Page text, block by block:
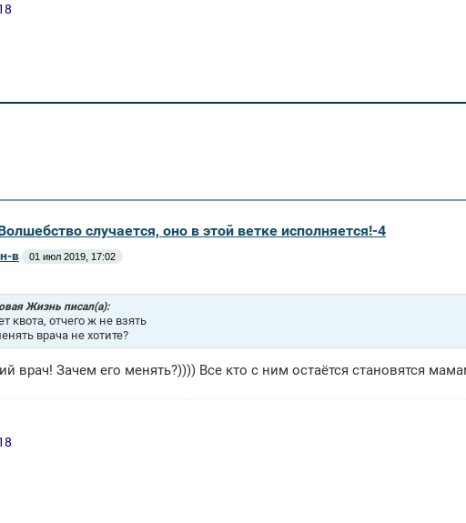
случается, оно в этой ветке исполняется!-4
в 01 июл 2019, 17:02
Жизнь писал(а):
квота, отчего ж не взять
врача не хотите?
врач! Зачем его менять?)))) Все кто с ним остаётся становятся